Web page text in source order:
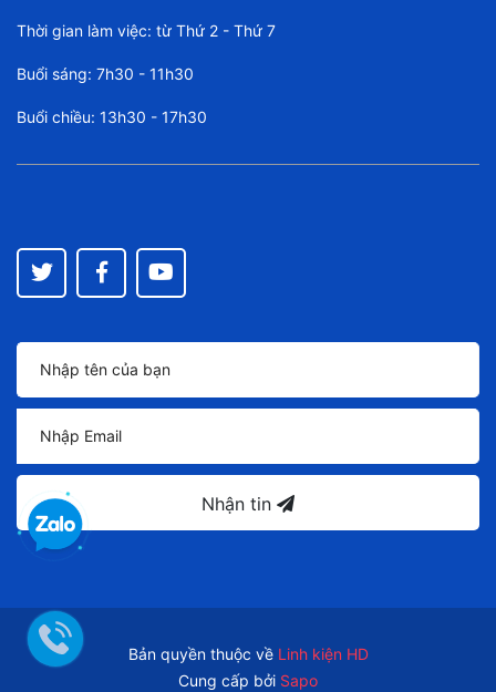
Thời gian làm việc: từ Thứ 2 - Thứ 7
Buổi sáng: 7h30 - 11h30
Buổi chiều: 13h30 - 17h30
Nhận tin
Bản quyền thuộc về Linh kiện HD
Cung cấp bởi Sapo